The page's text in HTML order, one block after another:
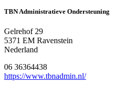
TBN Administratieve Ondersteuning
Gelrehof 29
5371 EM Ravenstein
Nederland
06 36364438
https://www.tbnadmin.nl/